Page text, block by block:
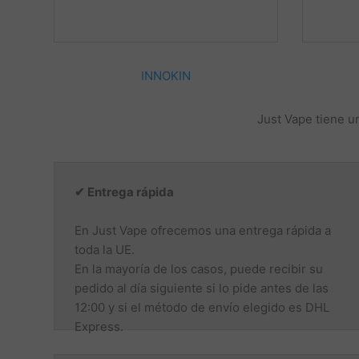
INNOKIN
Just Vape tiene
✔ Entrega rápida
En Just Vape ofrecemos una entrega rápida a
toda la UE.
En la mayoría de los casos, puede recibir su
pedido al día siguiente si lo pide antes de las
12:00 y si el método de envío elegido es DHL
Express.